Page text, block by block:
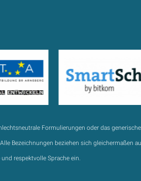
Formulierungen oder das generische
Bezeichnungen beziehen sich gleichermaßen
respektvolle Sprache ein.